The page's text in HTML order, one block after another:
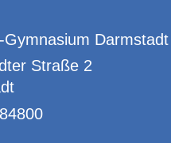
Gymnasium Darmstadt
Straße 2